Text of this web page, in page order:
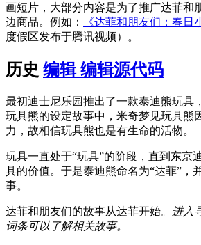
画短片，大部分内容是为了推广达菲和
边商品。例如：
《达菲和朋友们：春日
度假区发布于腾讯视频）。
历史 编辑 编辑源代码
最初迪士尼乐园推出了一款泰迪熊玩具
玩具熊的设定故事中，米奇梦见玩具熊
力，故相信玩具熊也是有生命的活物。
玩具一直处于“玩具”的阶段，直到东京
具的价值。于是泰迪熊命名为“达菲”，
事。
达菲和朋友们的故事从达菲开始。 进入
词条可以了解相关故事。